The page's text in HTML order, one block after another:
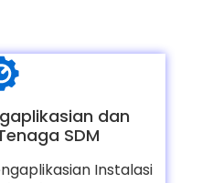
dan
SDM
Instalasi